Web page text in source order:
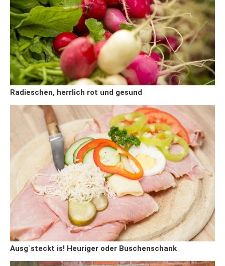
Radieschen, herrlich rot und gesund
Ausg`steckt is! Heuriger oder Buschenschank